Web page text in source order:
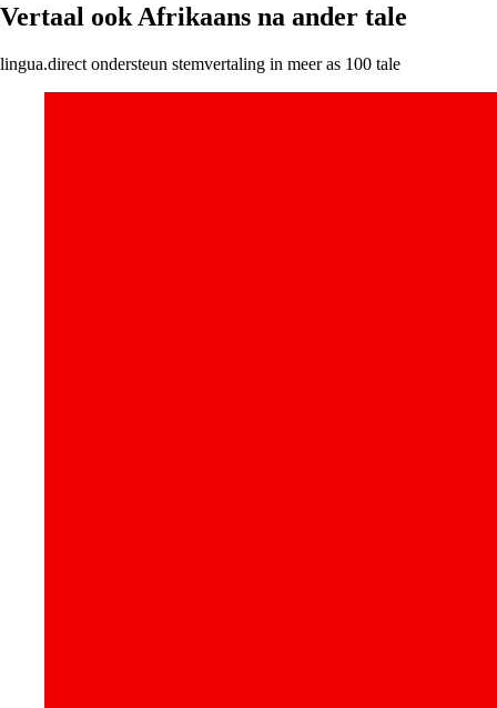
Vertaal ook Afrikaans na ander tale
lingua.direct ondersteun stemvertaling in meer as 100 tale